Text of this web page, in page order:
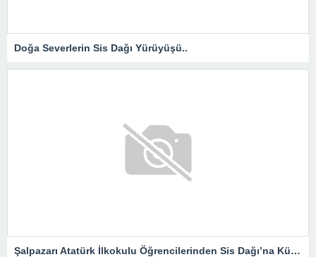
Doğa Severlerin Sis Dağı Yürüyüşü..
Şalpazarı Atatürk İlkokulu Öğrencilerinden Sis Dağı’na Kültür Gezisi